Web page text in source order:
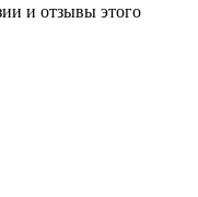
и отзывы этого